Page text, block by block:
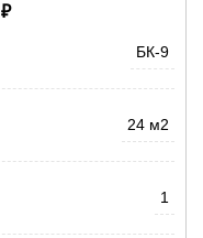
₽
БК-9
24 м2
1